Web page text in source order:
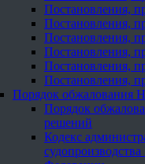
Постановления,
Постановления,
Постановления,
Постановления,
Постановления,
Постановления,
Порядок
Порядок
решений
Кодекс